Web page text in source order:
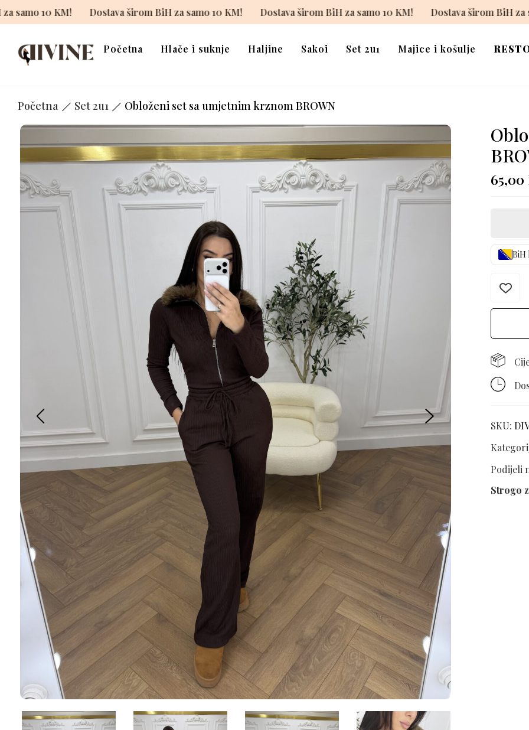
širom BiH za samo 10 KM! Dostava širom BiH za samo 10 KM! Dostava širom BiH za samo 10 KM! Dostava
Početna Hlače i suknje Haljine Sakoi Set 2u1 Majice i košulje
Početna Set 2u1 Obloženi set sa umjetnim krznom BROWN
65,00
BiH
SKU:
Podijeli
Strogo